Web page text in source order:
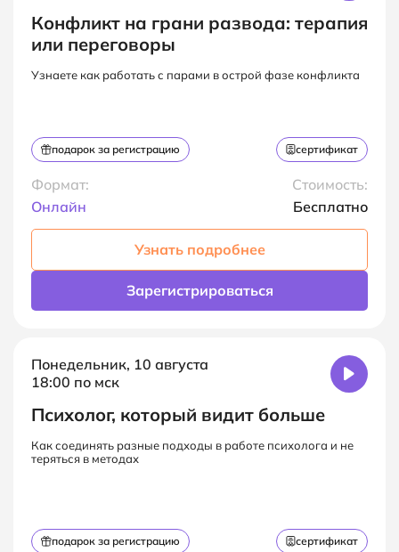
Конфликт на грани развода: терапия
или переговоры
Узнаете как работать с парами в острой фазе конфликта
подарок за регистрацию сертификат
Формат:
Онлайн
Стоимость:
Бесплатно
Узнать подробнее
Зарегистрироваться
Понедельник, 10 августа
18:00 по мск
Психолог, который видит больше
Как соединять разные подходы в работе психолога и не
теряться в методах
подарок за регистрацию сертификат